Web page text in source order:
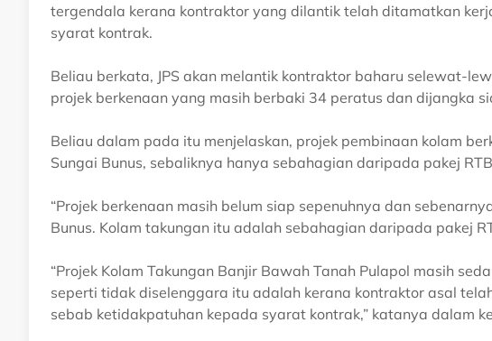
tergendala kerana kontraktor yang dilantik telah ditamatkan
syarat kontrak.
Beliau berkata, JPS akan melantik kontraktor baharu selewat-
projek berkenaan yang masih berbaki 34 peratus dan dijangka
Beliau dalam pada itu menjelaskan, projek pembinaan kolam
Sungai Bunus, sebaliknya hanya sebahagian daripada pakej
“Projek berkenaan masih belum siap sepenuhnya dan
Bunus. Kolam takungan itu adalah sebahagian daripada pakej
“Projek Kolam Takungan Banjir Bawah Tanah Pulapol masih
seperti tidak diselenggara itu adalah kerana kontraktor asal
sebab ketidakpatuhan kepada syarat kontrak,” katanya dalam